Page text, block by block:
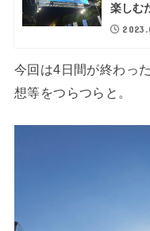
楽しむ
今回は4日間が終わっ
想等をつらつらと。